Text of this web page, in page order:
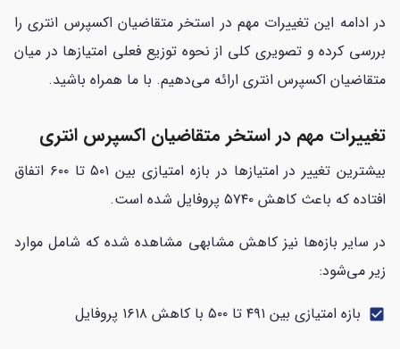
در ادامه این تغییرات مهم در استخر متقاضیان اکسپرس انتری را
بررسی کرده و تصویری کلی از نحوه توزیع فعلی امتیازها در میان
متقاضیان اکسپرس انتری ارائه می‌دهیم. با ما همراه باشید.
تغییرات مهم در استخر متقاضیان اکسپرس انتری
بیشترین تغییر در امتیازها در بازه امتیازی بین ۵۰۱ تا ۶۰۰ اتفاق
افتاده که باعث کاهش ۵۷۴۰ پروفایل شده است.
در سایر بازه‌ها نیز کاهش مشابهی مشاهده شده که شامل موارد
زیر می‌شود:
check_box بازه امتیازی بین ۴۹۱ تا ۵۰۰ با کاهش ۱۶۱۸ پروفایل